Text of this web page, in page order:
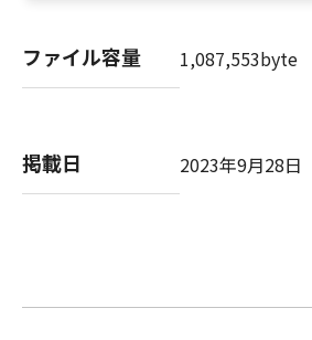
ファイル容量 1,087,553byte
掲載日 2023年9月28日